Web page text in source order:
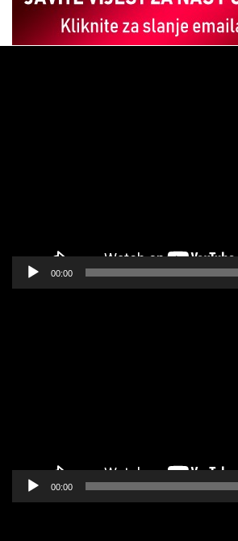
00:00
00:00